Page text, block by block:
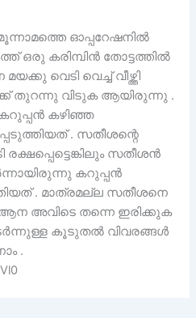
ഓപ്പറേഷനിൽ
ഒരു കരിമ്പിൻ തോട്ടത്തിൽ
വെടി വെച്ച് വീഴ്ത്തി
തുറന്നു വിടുക ആയിരുന്നു .
കഴിഞ്ഞ
. സതീശന്റെ
സതീശൻ
കറുപ്പൻ
. മാത്രമല്ല സതീശനെ
അവിടെ തന്നെ ഇരിക്കുക
കൂടുതൽ വിവരങ്ങൾ
.